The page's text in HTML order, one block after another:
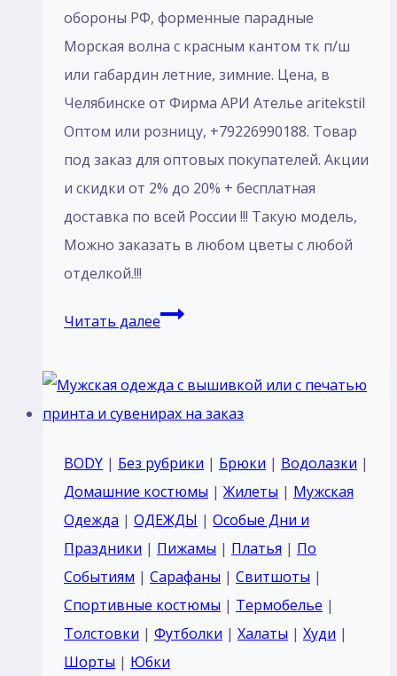
обороны РФ, форменные парадные
Морская волна с красным кантом тк п/ш
или габардин летние, зимние. Цена, в
Челябинске от Фирма АРИ Ателье aritekstil
Оптом или розницу, +79226990188. Товар
под заказ для оптовых покупателей. Акции
и скидки от 2% до 20% + бесплатная
доставка по всей России !!! Такую модель,
Mожно заказать в любом цветы с любой
отделкой.!!!
Читать далееБрюки
Морская
волна
с
красным
кантом
тк
п/
ш
BODY | Без рубрики | Брюки | Водолазки |
Домашние костюмы | Жилеты | Мужская
Одежда | ОДЕЖДЫ | Особые Дни и
Праздники | Пижамы | Платья | По
Событиям | Сарафаны | Свитшоты |
Спортивные костюмы | Термобелье |
Толстовки | Футболки | Халаты | Худи |
Шорты | Юбки